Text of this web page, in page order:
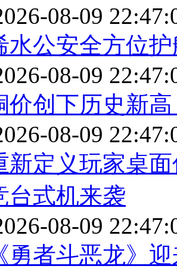
08-09
水公安全方位
08-09
价创下历史新
08-09
新定义玩家桌
台式机来袭
08-09
勇者斗恶龙》